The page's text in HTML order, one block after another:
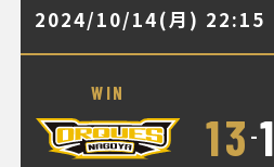
2024/10/14(月) 22:15
WIN
13 -1